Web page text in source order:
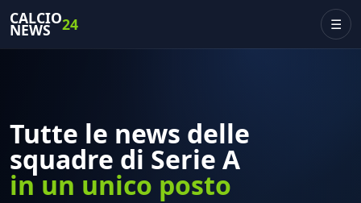
CALCIO
NEWS 24 ☰
Tutte le news delle
squadre di Serie A
in un unico posto